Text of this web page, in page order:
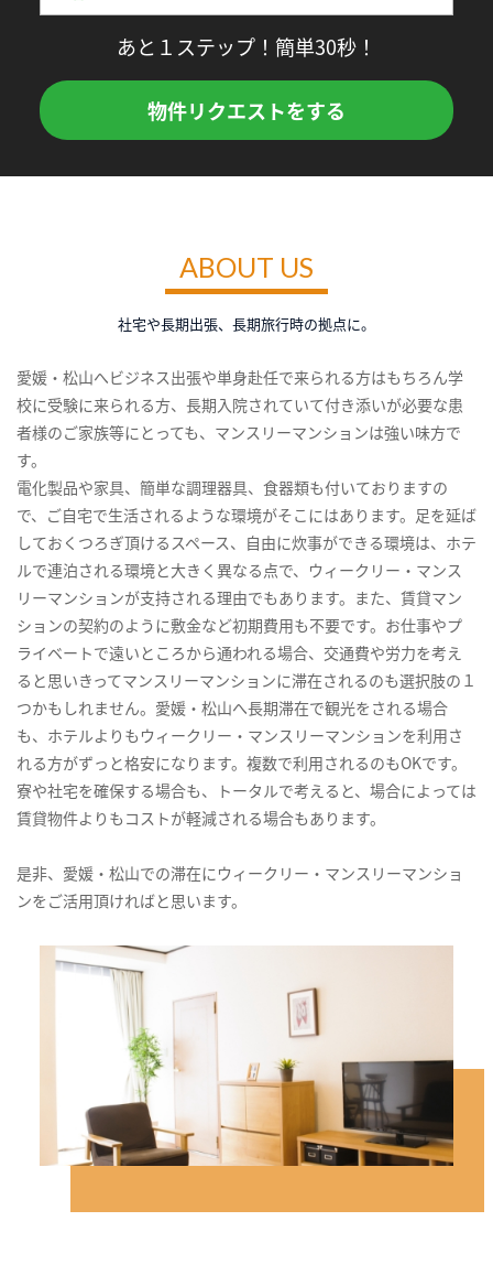
あと１ステップ！簡単30秒！
物件リクエストをする
ABOUT US
社宅や長期出張、長期旅行時の拠点に。
愛媛・松山へビジネス出張や単身赴任で来られる方はもちろん学
校に受験に来られる方、長期入院されていて付き添いが必要な患
者様のご家族等にとっても、マンスリーマンションは強い味方で
す。
電化製品や家具、簡単な調理器具、食器類も付いておりますの
で、ご自宅で生活されるような環境がそこにはあります。足を延ば
しておくつろぎ頂けるスペース、自由に炊事ができる環境は、ホテ
ルで連泊される環境と大きく異なる点で、ウィークリー・マンス
リーマンションが支持される理由でもあります。また、賃貸マン
ションの契約のように敷金など初期費用も不要です。お仕事やプ
ライベートで遠いところから通われる場合、交通費や労力を考え
ると思いきってマンスリーマンションに滞在されるのも選択肢の１
つかもしれません。愛媛・松山へ長期滞在で観光をされる場合
も、ホテルよりもウィークリー・マンスリーマンションを利用さ
れる方がずっと格安になります。複数で利用されるのもOKです。
寮や社宅を確保する場合も、トータルで考えると、場合によっては
賃貸物件よりもコストが軽減される場合もあります。
是非、愛媛・松山での滞在にウィークリー・マンスリーマンショ
ンをご活用頂ければと思います。